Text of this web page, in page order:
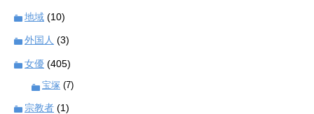
地域 (10)
外国人 (3)
女優 (405)
宝塚 (7)
宗教者 (1)